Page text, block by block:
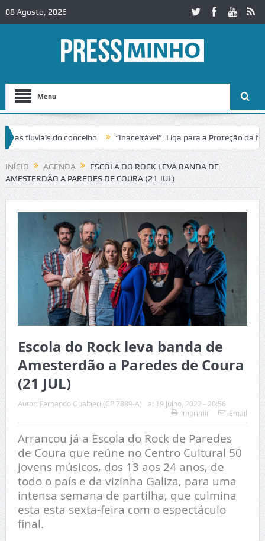
08 Agosto, 2026
Menu
do concelho “Inaceitável”. Liga para a Proteção da Natureza
no IC2 em Alcobaça Igreja do Castelo de Cerveira assegura
INÍCIO AGENDA
ESCOLA DO ROCK LEVA BANDA DE
AMESTERDÃO A PAREDES DE COURA (21 JUL)
Escola do Rock leva banda de
Amesterdão a Paredes de Coura
(21 JUL)
Autor: Fernando Gualtieri (CP 7889-A) a: 19 Julho, 2022 - 20:56
Imprimir
Email
Arrancou já a Escola do Rock de Paredes
de Coura que reúne no Centro Cultural 50
jovens músicos, dos 13 aos 24 anos, de
todo o país e da vizinha Galiza, para uma
intensa semana de partilha, que culmina
esta esta sexta-feira com o espectáculo
final.